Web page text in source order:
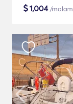
$1,004/malam